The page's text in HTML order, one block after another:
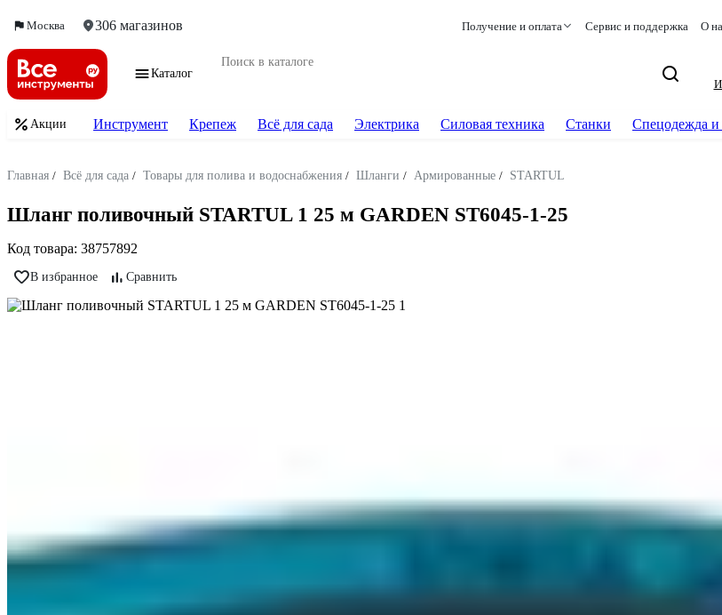
Москва 306 магазинов Получение и оплата Сервис и поддержка О
Каталог
Акции Инструмент Крепеж Всё для сада Электрика Силовая техника Станки Спецодежда
Главная / Всё для сада / Товары для полива и водоснабжения / Шланги / Армированные / STARTUL
Шланг поливочный STARTUL 1 25 м GARDEN ST6045-1-25
Код товара: 38757892
В избранное Сравнить